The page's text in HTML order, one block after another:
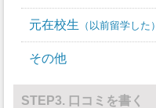
水球
レスリング
その他
元在校生 以前留学した
その他
STEP3. 口コミを書く